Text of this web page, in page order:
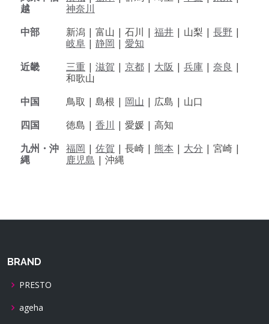
越
神奈川
中部
新潟 | 富山 | 石川 | 福井 | 山梨 | 長野 |
岐阜 | 静岡 | 愛知
近畿
三重 | 滋賀 | 京都 | 大阪 | 兵庫 | 奈良 |
和歌山
中国
鳥取 | 島根 | 岡山 | 広島 | 山口
四国
徳島 | 香川 | 愛媛 | 高知
九州・沖
縄
福岡 | 佐賀 | 長崎 | 熊本 | 大分 | 宮崎 |
鹿児島 | 沖縄
BRAND
PRESTO
ageha